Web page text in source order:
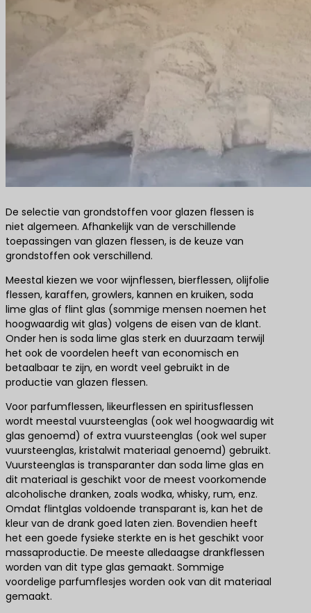
De selectie van grondstoffen voor glazen flessen is
niet algemeen. Afhankelijk van de verschillende
toepassingen van glazen flessen, is de keuze van
grondstoffen ook verschillend.
Meestal kiezen we voor wijnflessen, bierflessen, olijfolie
flessen, karaffen, growlers, kannen en kruiken, soda
lime glas of flint glas (sommige mensen noemen het
hoogwaardig wit glas) volgens de eisen van de klant.
Onder hen is soda lime glas sterk en duurzaam terwijl
het ook de voordelen heeft van economisch en
betaalbaar te zijn, en wordt veel gebruikt in de
productie van glazen flessen.
Voor parfumflessen, likeurflessen en spiritusflessen
wordt meestal vuursteenglas (ook wel hoogwaardig wit
glas genoemd) of extra vuursteenglas (ook wel super
vuursteenglas, kristalwit materiaal genoemd) gebruikt.
Vuursteenglas is transparanter dan soda lime glas en
dit materiaal is geschikt voor de meest voorkomende
alcoholische dranken, zoals wodka, whisky, rum, enz.
Omdat flintglas voldoende transparant is, kan het de
kleur van de drank goed laten zien. Bovendien heeft
het een goede fysieke sterkte en is het geschikt voor
massaproductie. De meeste alledaagse drankflessen
worden van dit type glas gemaakt. Sommige
voordelige parfumflesjes worden ook van dit materiaal
gemaakt.